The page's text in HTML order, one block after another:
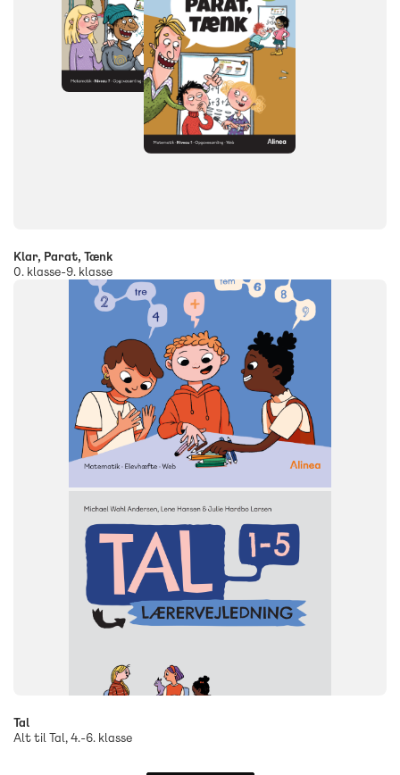
Klar, Parat, Tænk
0. klasse-9. klasse
5. klasse 6. klasse
Tal
Alt til Tal, 4.-6. klasse